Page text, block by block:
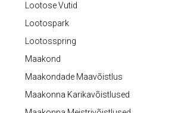
Lootose Vutid
Lootospark
Lootosspring
Maakond
Maakondade Maavõistlus
Maakonna Karikavõistlused